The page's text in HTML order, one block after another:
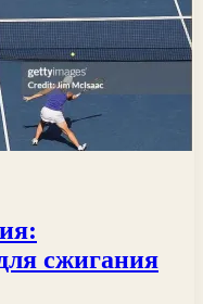
сжигания